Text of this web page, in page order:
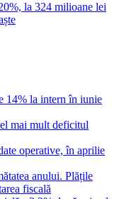
la 324 milioane lei
14% la intern în iunie
mai mult deficitul
operative, în aprilie
anului. Plățile
fiscală